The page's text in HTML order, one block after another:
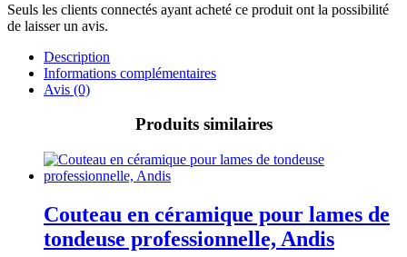
Seuls les clients connectés ayant acheté ce produit ont la possibilité
de laisser un avis.
Description
Informations complémentaires
Avis (0)
Produits similaires
Couteau en céramique pour lames de
tondeuse professionnelle, Andis